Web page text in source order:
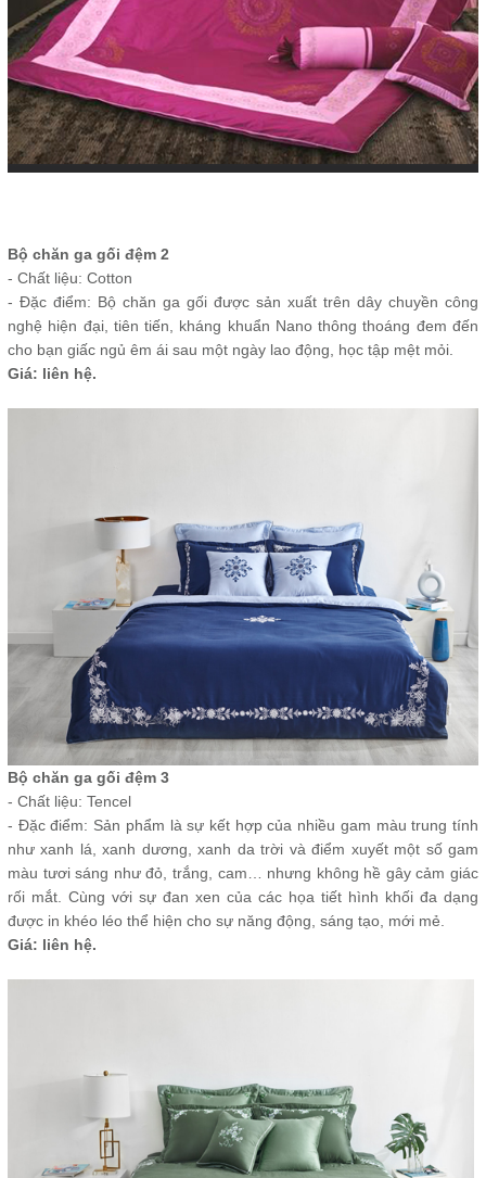
Bộ chăn ga gối đệm 2
- Chất liệu: Cotton
- Đặc điểm: Bộ chăn ga gối được sản xuất trên dây chuyền công
nghệ hiện đại, tiên tiến, kháng khuẩn Nano thông thoáng đem đến
cho bạn giấc ngủ êm ái sau một ngày lao động, học tập mệt mỏi.
Giá: liên hệ.
Bộ chăn ga gối đệm 3
- Chất liệu: Tencel
- Đặc điểm: Sản phẩm là sự kết hợp của nhiều gam màu trung tính
như xanh lá, xanh dương, xanh da trời và điểm xuyết một số gam
màu tươi sáng như đỏ, trắng, cam… nhưng không hề gây cảm giác
rối mắt. Cùng với sự đan xen của các họa tiết hình khối đa dạng
được in khéo léo thể hiện cho sự năng động, sáng tạo, mới mẻ.
Giá: liên hệ.